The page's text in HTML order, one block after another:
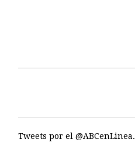
Tweets por el @ABCenLinea.